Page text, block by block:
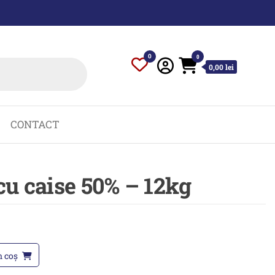
0 0
0,00 lei
CONTACT
caise 50% – 12kg
coș